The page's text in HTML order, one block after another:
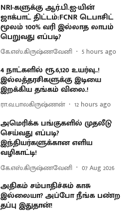
NRI-களுக்கு ஆர்.பி.ஐ-யின்
ஜாக்பாட் திட்டம்:FCNR டெபாசிட்
மூலம் 100% வரி இல்லாத லாபம்
பெறுவது எப்படி?
கே.எஸ்.கிருஷ்ணவேனி 5 hours ago
4 நாட்களில் ரூ.6,120 உயர்வு..!
இல்லத்தரசிகளுக்கு இடியை
இறக்கிய தங்கம் விலை.!
ரா.வ.பாலகிருஷ்ணன் 12 hours ago
அமெரிக்க பங்குகளில் முதலீடு
செய்வது எப்படி?
இந்தியர்களுக்கான எளிய
வழிகாட்டி!
கே.எஸ்.கிருஷ்ணவேனி 07 Aug 2026
அதிகம் சம்பாதிச்சும் காசு
இல்லையா? அப்போ நீங்க பண்ற
தப்பு இதுதான்!